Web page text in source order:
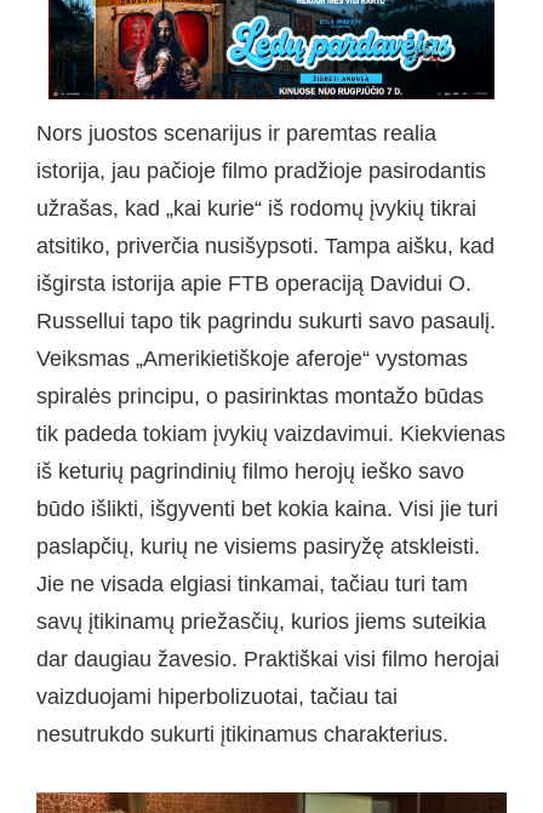
Nors juostos scenarijus ir paremtas realia
istorija, jau pačioje filmo pradžioje pasirodantis
užrašas, kad „kai kurie“ iš rodomų įvykių tikrai
atsitiko, priverčia nusišypsoti. Tampa aišku, kad
išgirsta istorija apie FTB operaciją Davidui O.
Russellui tapo tik pagrindu sukurti savo pasaulį.
Veiksmas „Amerikietiškoje aferoje“ vystomas
spiralės principu, o pasirinktas montažo būdas
tik padeda tokiam įvykių vaizdavimui. Kiekvienas
iš keturių pagrindinių filmo herojų ieško savo
būdo išlikti, išgyventi bet kokia kaina. Visi jie turi
paslapčių, kurių ne visiems pasiryžę atskleisti.
Jie ne visada elgiasi tinkamai, tačiau turi tam
savų įtikinamų priežasčių, kurios jiems suteikia
dar daugiau žavesio. Praktiškai visi filmo herojai
vaizduojami hiperbolizuotai, tačiau tai
nesutrukdo sukurti įtikinamus charakterius.